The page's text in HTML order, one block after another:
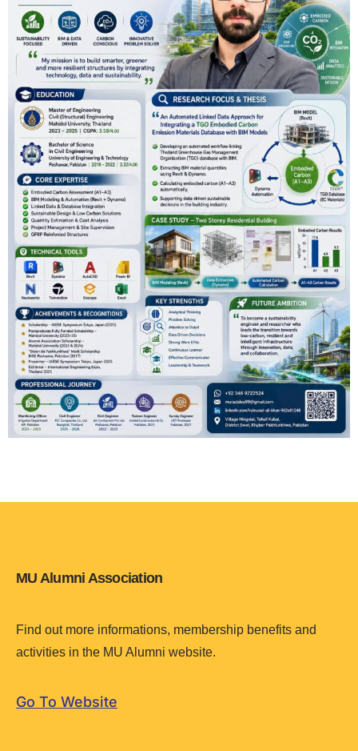
MU Alumni Association
Find out more informations, membership benefits and
activities in the MU Alumni website.
Go To Website